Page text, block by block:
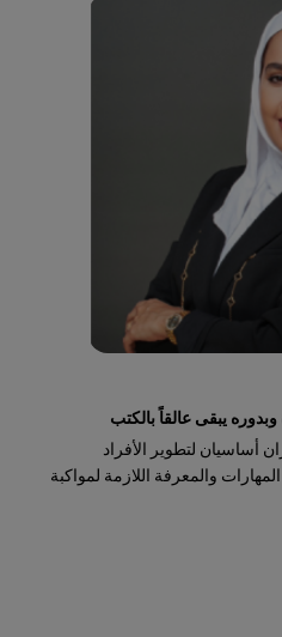
وبدوره يبقى عالقاً بالكتب
أساسيان لتطوير الأفراد
والمعرفة اللازمة لمواكبة